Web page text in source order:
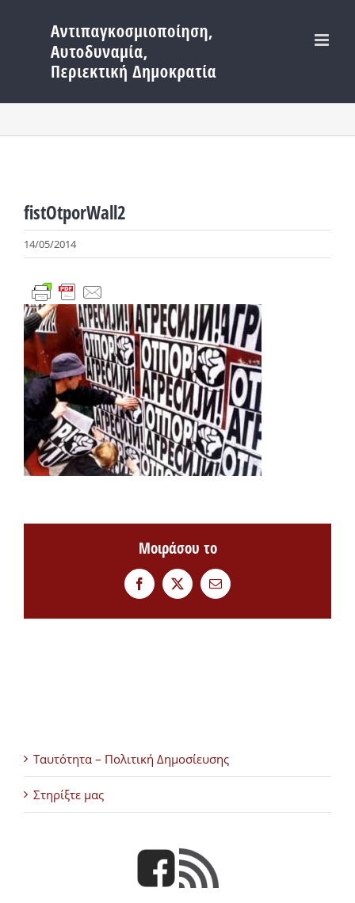
περιεχόμενο
fistOtporWall2
14/05/2014
Μοιράσου το
FacebookTwitterEmail
Ταυτότητα – Πολιτική Δημοσίευσης
Στηρίξτε μας